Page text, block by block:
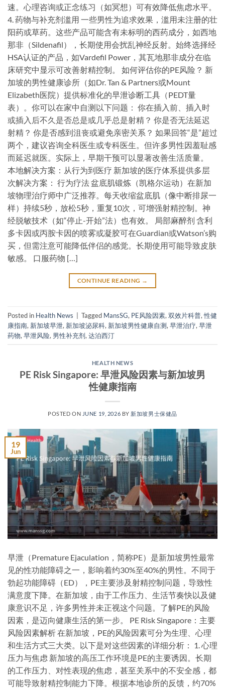
速。心理咨询或正念练习（如冥想）可有效降低焦虑水平。
4. 药物与补充剂滥用 一些男性为追求效果，滥用未注册的壮
阳药或草药。这些产品可能含有未标明的西药成分，如西地
那非（Sildenafil），长期使用会扰乱神经反射。始终选择经
HSA认证的产品，如Vardefil Power，其瓦地那非成分在临
床研究中显示可改善射精控制。 如何评估你的PE风险？ 新
加坡的男性健康诊所（如Dr. Tan & Partners或Mount
Elizabeth医院）提供标准化的早泄诊断工具（PEDT量
表）。你可以在家中自测以下问题： 你在插入前、插入时
或插入后不久是否总是或几乎总是射精？ 你是否无法延迟
射精？ 你是否感到沮丧或避免亲密关系？ 如果回答“是”超过
两个，建议咨询全科医生或专科医生。但许多男性因羞耻感
而延迟就医。实际上，早期干预可以显著改善生活质量。
本地解决方案：从行为到医疗 新加坡的医疗体系提供多层
次解决方案： 行为疗法 盆底肌锻炼（凯格尔运动）在新加
坡物理治疗师中广泛推荐。每天收缩盆底肌（像中断排尿一
样）持续5秒，放松5秒，重复10次，可增强射精控制。神
经脱敏技术（如“停止-开始”法）也有效。 局部麻醉剂 含利
多卡因或丙胺卡因的喷雾或凝胶可在Guardian或Watson’s购
买，但需注意可能降低伴侣的感觉。长期使用可能导致皮肤
敏感。 口服药物 […]
CONTINUE READING →
Posted in Health News Tagged MansSG, PE风险因素, 双效片科普,性健
康指南, 新加坡早泄, 新加坡泌尿科, 新加坡男性健康自测, 早泄治疗, 早泄
药物, 早泄风险, 男性补充剂, 达泊西汀
HEALTH NEWS
PE Risk Singapore: 早泄风险因素与新加坡男
性健康指南
POSTED ON JUNE 19, 2026 BY 新加坡男士保健品
19
Jun
早泄（Premature Ejaculation，简称PE）是新加坡男性最常
见的性功能障碍之一，影响着约30%至40%的男性。不同于
勃起功能障碍（ED），PE主要涉及射精控制问题，导致性
满意度下降。在新加坡，由于工作压力、生活节奏快以及健
康意识不足，许多男性并未正视这个问题。了解PE的风险
因素，是迈向健康生活的第一步。 PE Risk Singapore：主要
风险因素解析 在新加坡，PE的风险因素可分为生理、心理
和生活方式三大类。以下是对这些因素的详细分析： 1. 心理
压力与焦虑 新加坡的高压工作环境是PE的主要诱因。长期
的工作压力、对性表现的焦虑，甚至关系中的不安全感，都
可能导致射精控制能力下降。根据本地诊所的反馈，约70%